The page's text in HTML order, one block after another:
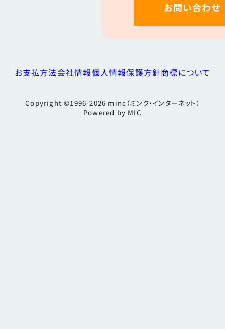
お問い合わせ
お支払方法会社情報個人情報保護方針商標について
Copyright ©1996-2026 minc（ミンク・インターネット）
Powered by MIC